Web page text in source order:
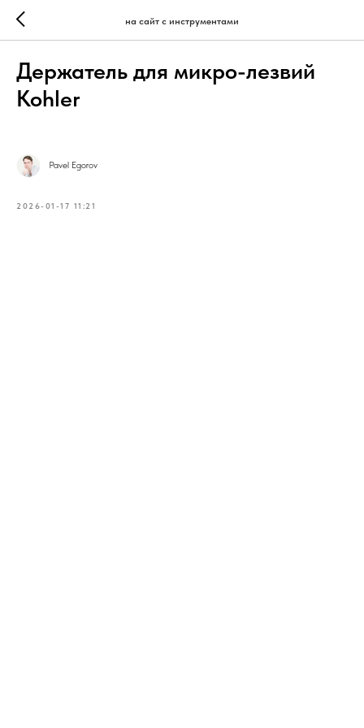
на сайт с инструментами
Держатель для микро-лезвий
Kohler
Pavel Egorov
2026-01-17 11:21